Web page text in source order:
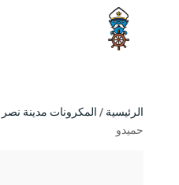
الرئيسية / المكرونات مدينة نصر
حميدو